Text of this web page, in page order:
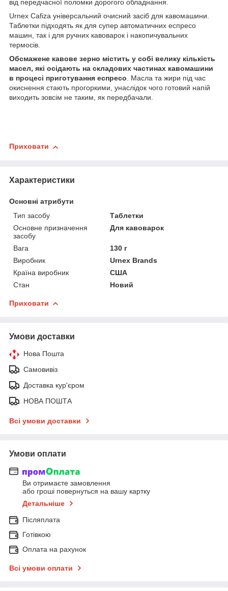
від передчасної поломки дорогого обладнання.
Urnex Cafiza універсальний очисний засіб для кавомашини.
Таблетки підходять як для супер автоматичних еспресо
машин, так і для ручних кавоварок і накопичувальних
термосів.
Обсмажене кавове зерно містить у собі велику кількість
масел, які осідають на складових частинах кавомашини
в процесі приготування еспресо. Масла та жири під час
окиснення стають прогоркими, унаслідок чого готовий напій
виходить зовсім не таким, як передбачали.
Приховати
Характеристики
Основні атрибути
Тип засобу
Таблетки
Основне призначення
засобу
Для кавоварок
Вага
130 г
Виробник
Urnex Brands
Країна виробник
США
Стан
Новий
Приховати
Умови доставки
Нова Пошта
Самовивіз
Доставка кур'єром
НОВА ПОШТА
Всі умови доставки
Умови оплати
Ви отримаєте замовлення
або гроші повернуться на вашу картку
Детальніше
Післяплата
Готівкою
Оплата на рахунок
Всі умови оплати